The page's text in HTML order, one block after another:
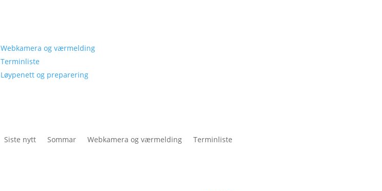
Webkamera og værmelding
Terminliste
Løypenett og preparering
Siste nytt Sommar Webkamera og værmelding
Terminliste